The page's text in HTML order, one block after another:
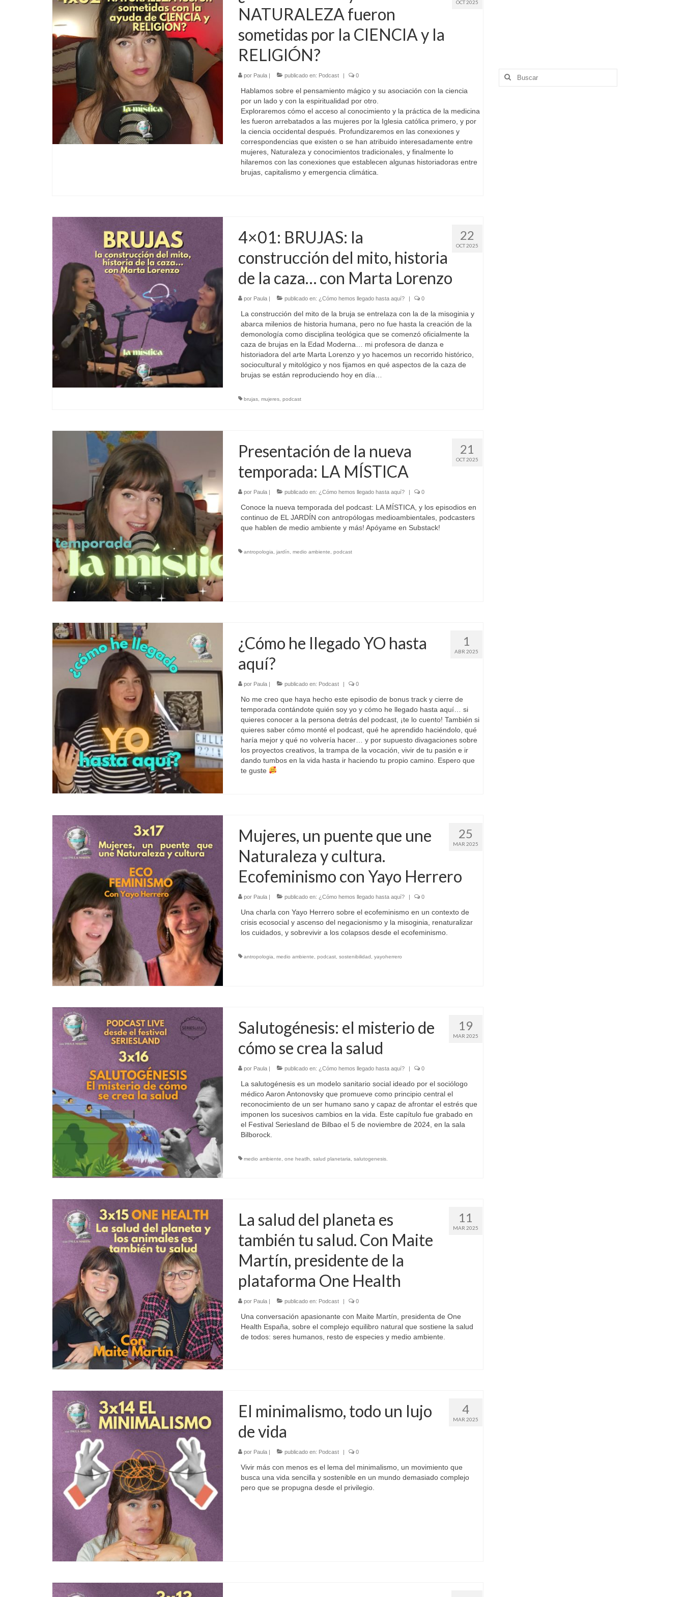
OCT 2025
NATURALEZA fueron
sometidas por la CIENCIA y la
RELIGIÓN?
por Paula| publicado en: Podcast 0
Hablamos sobre el pensamiento mágico y su asociación con la ciencia
por un lado y con la espiritualidad por otro.
Exploraremos cómo el acceso al conocimiento y la práctica de la medicina
les fueron arrebatados a las mujeres por la Iglesia católica primero, y por
la ciencia occidental después. Profundizaremos en las conexiones y
correspondencias que existen o se han atribuido interesadamente entre
mujeres, Naturaleza y conocimientos tradicionales, y finalmente lo
hilaremos con las conexiones que establecen algunas historiadoras entre
brujas, capitalismo y emergencia climática.
22
OCT 2025
4×01: BRUJAS: la
construcción del mito, historia
de la caza… con Marta Lorenzo
por Paula| publicado en: ¿Cómo hemos llegado hasta aquí? 0
La construcción del mito de la bruja se entrelaza con la de la misoginia y
abarca milenios de historia humana, pero no fue hasta la creación de la
demonología como disciplina teológica que se comenzó oficialmente la
caza de brujas en la Edad Moderna… mi profesora de danza e
historiadora del arte Marta Lorenzo y yo hacemos un recorrido histórico,
sociocultural y mitológico y nos fijamos en qué aspectos de la caza de
brujas se están reproduciendo hoy en día…
brujas, mujeres, podcast
21
OCT 2025
Presentación de la nueva
temporada: LA MÍSTICA
por Paula| publicado en: ¿Cómo hemos llegado hasta aquí? 0
Conoce la nueva temporada del podcast: LA MÍSTICA, y los episodios en
continuo de EL JARDÍN con antropólogas medioambientales, podcasters
que hablen de medio ambiente y más! Apóyame en Substack!
antropologia, jardín, medio ambiente, podcast
1
ABR 2025
¿Cómo he llegado YO hasta
aquí?
por Paula| publicado en: Podcast | 0
No me creo que haya hecho este episodio de bonus track y cierre de
temporada contándote quién soy yo y cómo he llegado hasta aquí… si
quieres conocer a la persona detrás del podcast, ¡te lo cuento! También si
quieres saber cómo monté el podcast, qué he aprendido haciéndolo, qué
haría mejor y qué no volvería hacer… y por supuesto divagaciones sobre
los proyectos creativos, la trampa de la vocación, vivir de tu pasión e ir
dando tumbos en la vida hasta ir haciendo tu propio camino. Espero que
te guste
25
MAR 2025
Mujeres, un puente que une
Naturaleza y cultura.
Ecofeminismo con Yayo Herrero
por Paula| publicado en: ¿Cómo hemos llegado hasta aquí? | 0
Una charla con Yayo Herrero sobre el ecofeminismo en un contexto de
crisis ecosocial y ascenso del negacionismo y la misoginia, renaturalizar
los cuidados, y sobrevivir a los colapsos desde el ecofeminismo.
antropologia medio ambiente podcast, sostenibilidad yayoherrero
19
MAR 2025
Salutogénesis: el misterio de
cómo se crea la salud
por Paula| publicado en: ¿Cómo hemos llegado hasta aquí? | 0
La salutogénesis es un modelo sanitario social ideado por el sociólogo
médico Aaron Antonovsky que promueve como principio central el
reconocimiento de un ser humano sano y capaz de afrontar el estrés que
imponen los sucesivos cambios en la vida. Este capítulo fue grabado en
el Festival Seriesland de Bilbao el 5 de noviembre de 2024, en la sala
Bilborock.
medio ambiente one heatlh salud planetaria salutogenesis.
11
MAR 2025
La salud del planeta es
también tu salud. Con Maite
Martín, presidente de la
plataforma One Health
por Paula| publicado en: Podcast | 0
Una conversación apasionante con Maite Martín, presidenta de One
Health España, sobre el complejo equilibro natural que sostiene la salud
de todos: seres humanos, resto de especies y medio ambiente.
4
MAR 2025
El minimalismo, todo un lujo
de vida
por Paula| publicado en: Podcast 0
Vivir más con menos es el lema del minimalismo, un movimiento que
busca una vida sencilla y sostenible en un mundo demasiado complejo
pero que se propugna desde el privilegio.
Buscar